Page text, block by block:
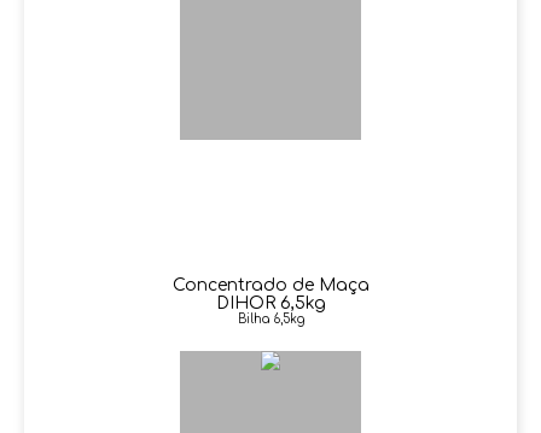
Concentrado de Maça
DIHOR 6,5kg
Bilha 6,5kg